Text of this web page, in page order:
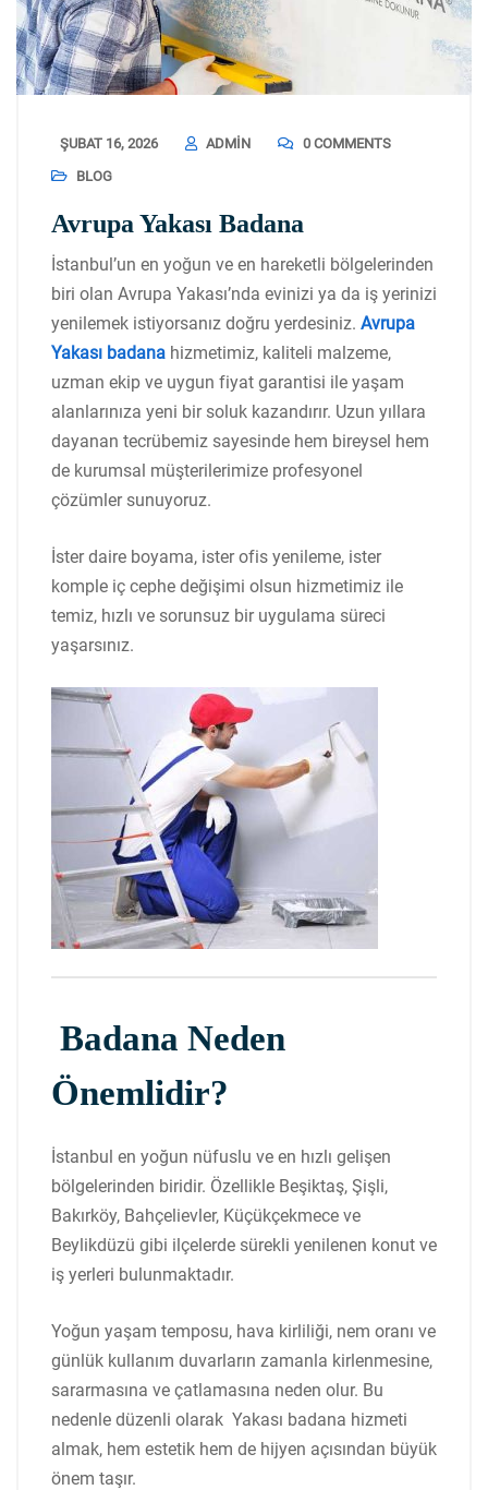
ŞUBAT 16, 2026 ADMIN
0 COMMENTS
BLOG
Avrupa Yakası Badana
İstanbul’un en yoğun ve en hareketli bölgelerinden
biri olan Avrupa Yakası’nda evinizi ya da iş yerinizi
yenilemek istiyorsanız doğru yerdesiniz. Avrupa
Yakası badana hizmetimiz, kaliteli malzeme,
uzman ekip ve uygun fiyat garantisi ile yaşam
alanlarınıza yeni bir soluk kazandırır. Uzun yıllara
dayanan tecrübemiz sayesinde hem bireysel hem
de kurumsal müşterilerimize profesyonel
çözümler sunuyoruz.
İster daire boyama, ister ofis yenileme, ister
komple iç cephe değişimi olsun hizmetimiz ile
temiz, hızlı ve sorunsuz bir uygulama süreci
yaşarsınız.
Badana Neden
Önemlidir?
İstanbul en yoğun nüfuslu ve en hızlı gelişen
bölgelerinden biridir. Özellikle Beşiktaş, Şişli,
Bakırköy, Bahçelievler, Küçükçekmece ve
Beylikdüzü gibi ilçelerde sürekli yenilenen konut ve
iş yerleri bulunmaktadır.
Yoğun yaşam temposu, hava kirliliği, nem oranı ve
günlük kullanım duvarların zamanla kirlenmesine,
sararmasına ve çatlamasına neden olur. Bu
nedenle düzenli olarak Yakası badana hizmeti
almak, hem estetik hem de hijyen açısından büyük
önem taşır.